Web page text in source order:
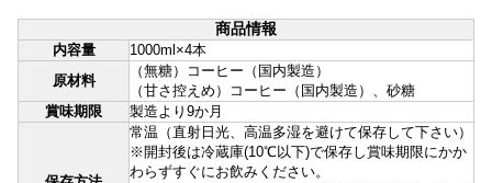
商品情報
内容量
1000ml×4本
原材料
（無糖）コーヒー（国内製造）
（甘さ控えめ）コーヒー（国内製造）、砂糖
賞味期限
製造より9か月
常温（直射日光、高温多湿を避けて保存して下さい）
※開封後は冷蔵庫(10℃以下)で保存し賞味期限にかか
わらずすぐにお飲みください。